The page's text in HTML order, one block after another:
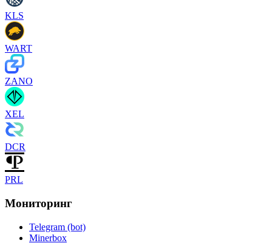
KLS
WART
ZANO
XEL
DCR
PRL
Мониторинг
Telegram (bot)
Minerbox